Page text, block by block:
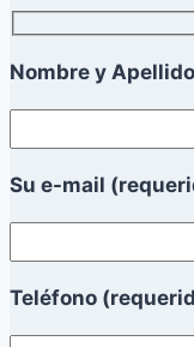
Nombre y
Su e-mail
Teléfono